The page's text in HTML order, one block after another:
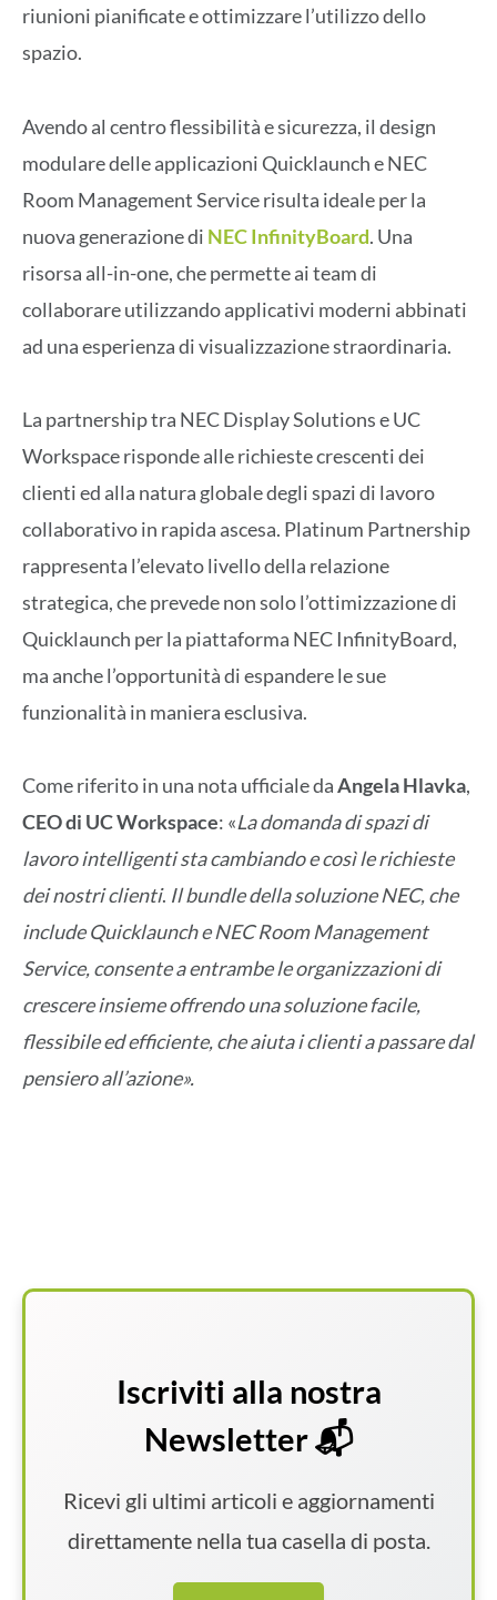
riunioni pianificate e ottimizzare l’utilizzo dello
spazio.
Avendo al centro flessibilità e sicurezza, il design
modulare delle applicazioni Quicklaunch e NEC
Room Management Service risulta ideale per la
nuova generazione di NEC InfinityBoard. Una
risorsa all-in-one, che permette ai team di
collaborare utilizzando applicativi moderni abbinati
ad una esperienza di visualizzazione straordinaria.
La partnership tra NEC Display Solutions e UC
Workspace risponde alle richieste crescenti dei
clienti ed alla natura globale degli spazi di lavoro
collaborativo in rapida ascesa. Platinum Partnership
rappresenta l’elevato livello della relazione
strategica, che prevede non solo l’ottimizzazione di
Quicklaunch per la piattaforma NEC InfinityBoard,
ma anche l’opportunità di espandere le sue
funzionalità in maniera esclusiva.
Come riferito in una nota ufficiale daAngela Hlavka,
CEO di UC Workspace: «La domanda di spazi di
lavoro intelligenti sta cambiando e così le richieste
dei nostri clienti. Il bundle della soluzione NEC, che
include Quicklaunch e NEC Room Management
Service, consente a entrambe le organizzazioni di
crescere insieme offrendo una soluzione facile,
flessibile ed efficiente, che aiuta i clienti a passare dal
pensiero all’azione».
Iscriviti alla nostra
Newsletter 📬
Ricevi gli ultimi articoli e aggiornamenti
direttamente nella tua casella di posta.